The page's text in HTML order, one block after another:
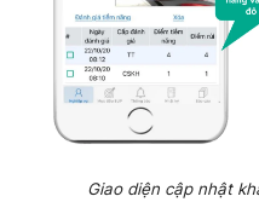
Giao diện cập nhật